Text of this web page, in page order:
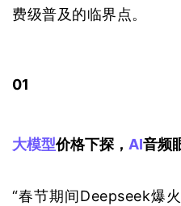
费级普及的临界点。
01
大模型价格下探， AI音频
“春节期间Deepseek爆